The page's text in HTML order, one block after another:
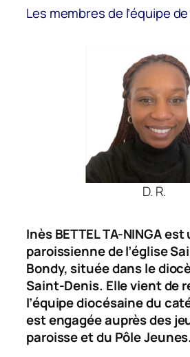
Les membres de l’équipe
D. R.
Inès BETTEL TA-NINGA est
paroissienne de l’église
Bondy, située dans le
Saint-Denis. Elle vient de
l’équipe diocésaine du
est engagée auprès des
paroisse et du Pôle Jeunes.